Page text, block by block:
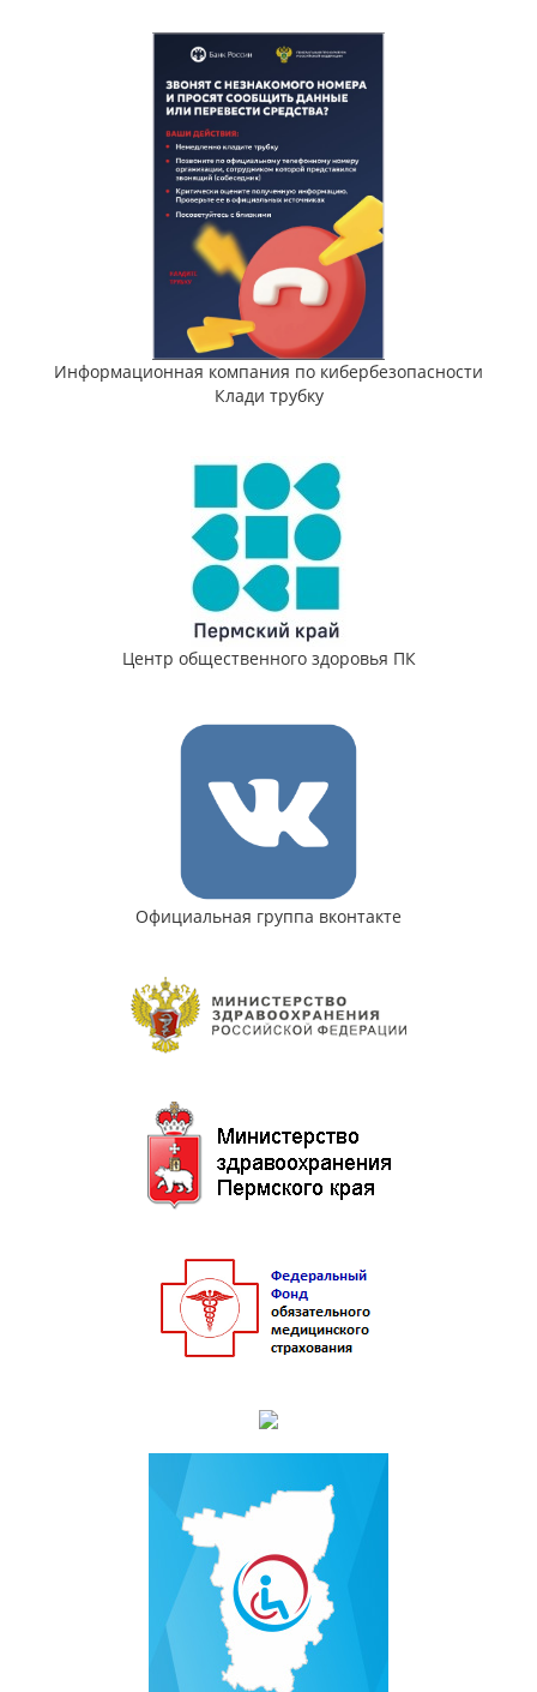
Информационная компания по кибербезопасности
Клади трубку
Центр общественного здоровья ПК
Официальная группа вконтакте